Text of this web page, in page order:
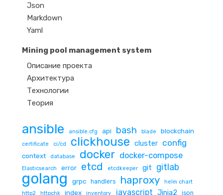
Json
Markdown
Yaml
Mining pool management system
Описание проекта
Архитектура
Технологии
Теория
ansible ansible.cfg api bash blade blockchain
certificate ci/cd clickhouse cluster config
context database docker docker-compose
Elasticsearch error etcd etcdkeeper git gitlab
golang grpc handlers haproxy
helm chart
http2
httpchk index inventory javascript Jinja2 json